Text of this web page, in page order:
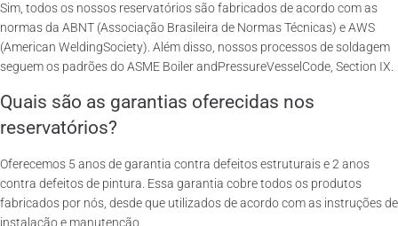
Sim, todos os nossos reservatórios são fabricados de acordo com as
normas da ABNT (Associação Brasileira de Normas Técnicas) e AWS
(American WeldingSociety). Além disso, nossos processos de soldagem
seguem os padrões do ASME Boiler andPressureVesselCode, Section IX.
Quais são as garantias oferecidas nos
reservatórios?
Oferecemos 5 anos de garantia contra defeitos estruturais e 2 anos
contra defeitos de pintura. Essa garantia cobre todos os produtos
fabricados por nós, desde que utilizados de acordo com as instruções de
instalação e manutenção.